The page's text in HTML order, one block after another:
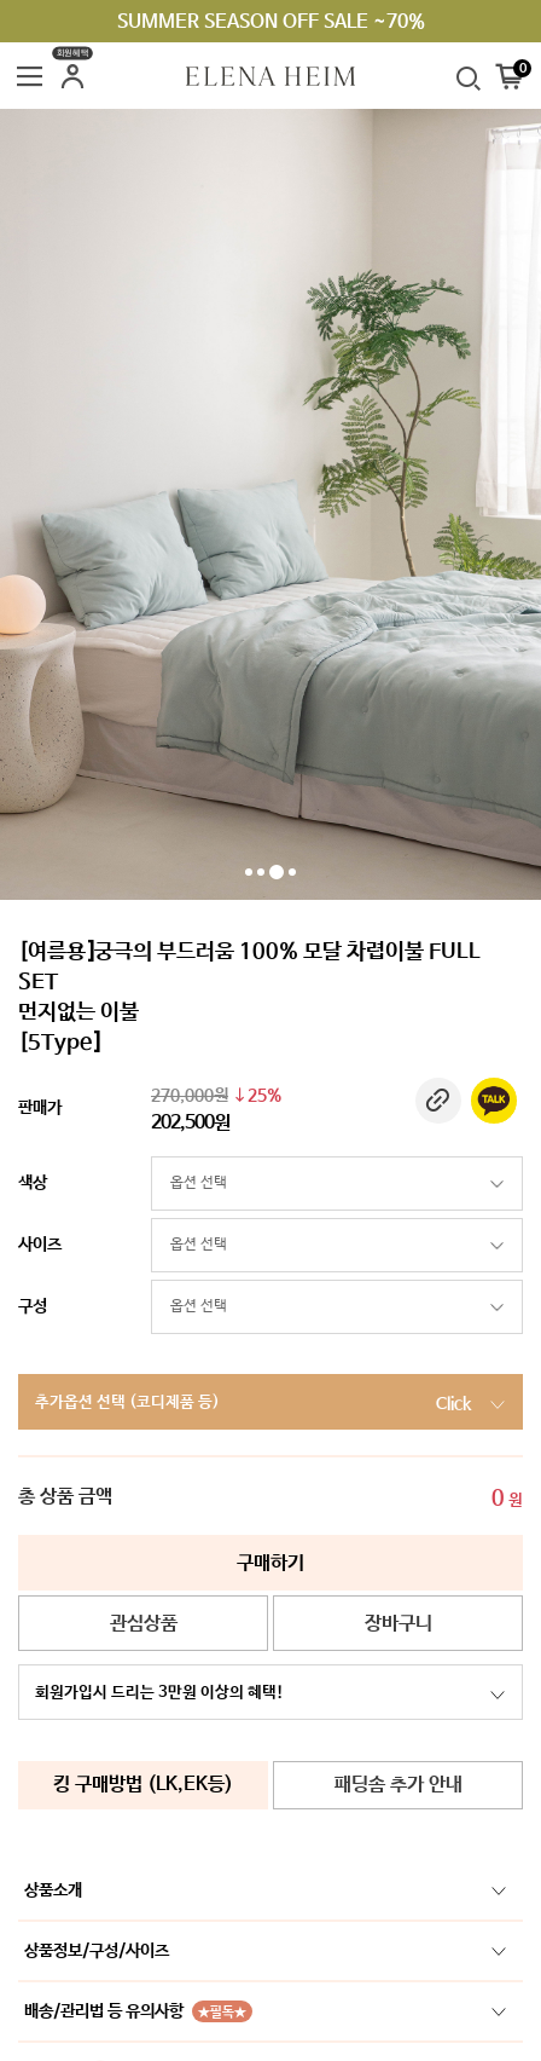
SUMMER SEASON OFF SALE ~70%
라지킹 구매 안내
회원혜택
0
[여름용]궁극의 부드러움 100% 모달 차렵이불 FULL
SET
먼지없는 이불
[5Type]
판매가
270,000원 25%
202,500원
색상
사이즈
구성
추가옵션 선택 (코디제품 등) Click
총 상품 금액 0 원
구매하기
관심상품 장바구니
회원가입시 드리는 3만원 이상의 혜택!
킹 구매방법 (LK,EK등) 패딩솜 추가 안내
상품소개
상품정보/구성/사이즈
배송/관리법 등 유의사항 ★필독★